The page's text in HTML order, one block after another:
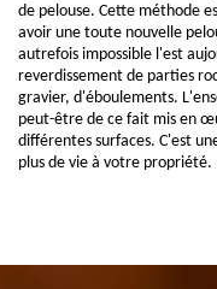
de pelouse. Cette méthode
avoir une toute nouvelle
autrefois impossible l'est
reverdissement de parties
gravier, d'éboulements.
peut-être de ce fait mis en
différentes surfaces. C'est
plus de vie à votre propriété.